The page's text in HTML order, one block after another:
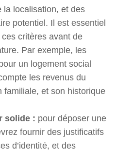
la localisation, et des
potentiel. Il est essentiel
critères avant de
Par exemple, les
un logement social
les revenus du
familiale, et son historique
solide : pour déposer une
fournir des justificatifs
d’identité, et des